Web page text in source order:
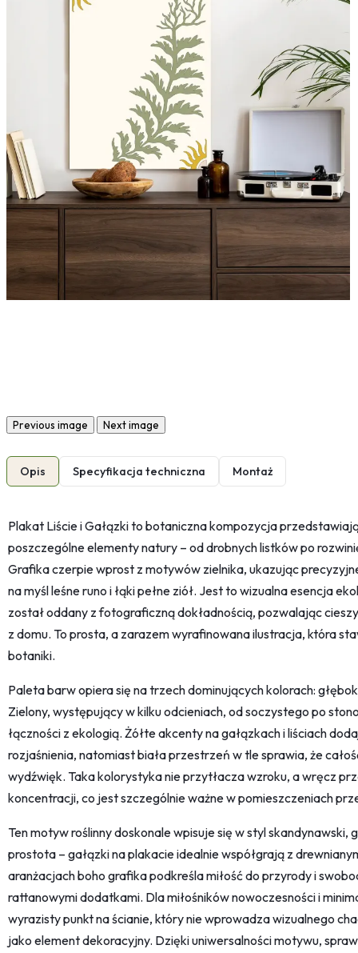
Previous image Next image
Opis Specyfikacja techniczna Montaż
Plakat Liście i Gałązki to botaniczna kompozycja
poszczególne elementy natury – od drobnych listków po
Grafika czerpie wprost z motywów zielnika, ukazując
na myśl leśne runo i łąki pełne ziół. Jest to wizualna esencja
został oddany z fotograficzną dokładnością, pozwalając
z domu. To prosta, a zarazem wyrafinowana ilustracja, która
botaniki.
Paleta barw opiera się na trzech dominujących kolorach:
Zielony, występujący w kilku odcieniach, od soczystego po
łączności z ekologią. Żółte akcenty na gałązkach i liściach
rozjaśnienia, natomiast biała przestrzeń w tle sprawia, że
wydźwięk. Taka kolorystyka nie przytłacza wzroku, a wręcz
koncentracji, co jest szczególnie ważne w pomieszczeniach
Ten motyw roślinny doskonale wpisuje się w styl skandynawski,
prostota – gałązki na plakacie idealnie współgrają z
aranżacjach boho grafika podkreśla miłość do przyrody i
rattanowymi dodatkami. Dla miłośników nowoczesności i
wyrazisty punkt na ścianie, który nie wprowadza wizualnego
jako element dekoracyjny. Dzięki uniwersalności motywu,